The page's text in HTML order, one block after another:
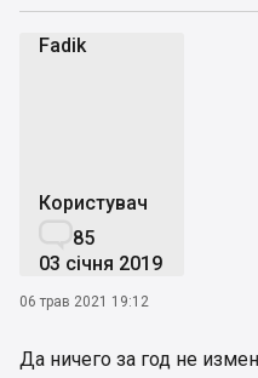
Fadik
Користувач
85
03 січня 2019
06 трав 2021 19:12
Да ничего за год не